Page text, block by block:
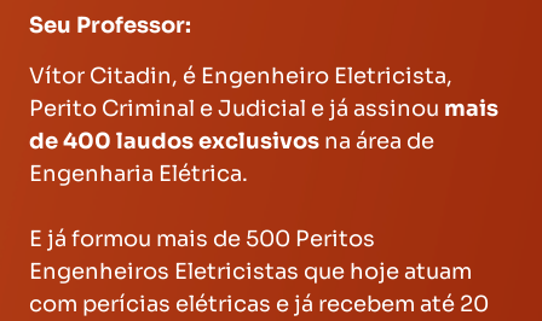
Seu Professor:
Vítor Citadin, é Engenheiro Eletricista,
Perito Criminal e Judicial e já assinou mais
de 400 laudos exclusivos na área de
Engenharia Elétrica.
E já formou mais de 500 Peritos
Engenheiros Eletricistas que hoje atuam
com perícias elétricas e já recebem até 20